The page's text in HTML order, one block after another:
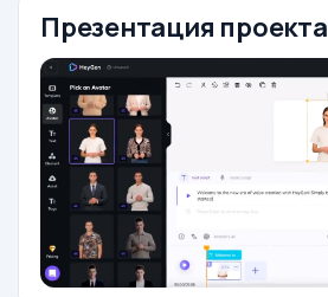
Презентация проекта